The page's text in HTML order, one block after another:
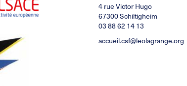
4 rue Victor Hugo
67300 Schiltigheim
03 88 62 14 13
accueil.csf@leolagrange.org